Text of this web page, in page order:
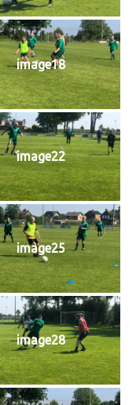
image18
image22
image25
image28